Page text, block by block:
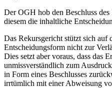
Der OGH hob den Beschluss
diesem die inhaltliche
Das Rekursgericht stützt sich auf
Entscheidungsform nicht zur
Dies setzt aber voraus, dass das
unmissverständlich zum
in Form eines Beschlusses
irrtümlich mit einer Abweisung